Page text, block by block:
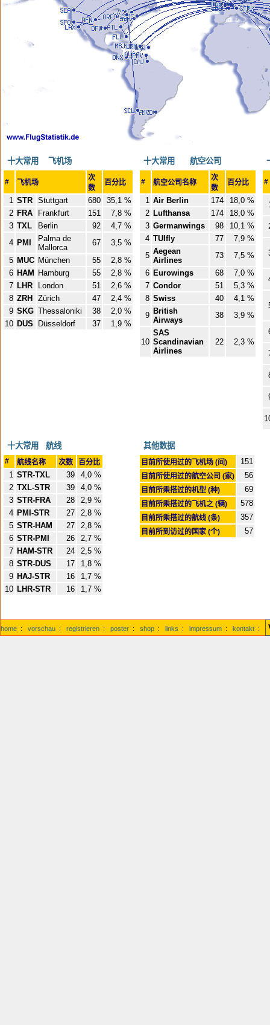
十大常用 飞机场
# 飞机场
次
数
百分比
1 STR Stuttgart 680
35,1 %
2 FRA Frankfurt 151
7,8 %
3 TXL Berlin 92
4,7 %
4 PMI
Palma de
Mallorca
67
3,5 %
5 MUC München 55
2,8 %
6 HAM Hamburg 55
2,8 %
7 LHR London 51
2,6 %
8 ZRH Zürich 47
2,4 %
9 SKG Thessaloniki 38
2,0 %
10 DUS Düsseldorf 37 1,9 %
十大常用 航空公司
# 航空公司名称
次
数
百分比
1 Air Berlin 174
18,0 %
2 Lufthansa 174
18,0 %
3 Germanwings 98
10,1 %
4 TUIfly 77
7,9 %
5 Aegean
Airlines
73
7,5 %
6 Eurowings 68
7,0 %
7 Condor 51
5,3 %
8 Swiss 40
4,1 %
9 British
Airways
38 3,9 %
10
SAS
Scandinavian
Airlines
22 2,3 %
#
十大常用 航线
# 航线名称 次数 百分比
1 STR-TXL 39
4,0 %
2 TXL-STR 39
4,0 %
3 STR-FRA 28
2,9 %
4 PMI-STR 27
2,8 %
5 STR-HAM 27
2,8 %
6 STR-PMI 26
2,7 %
7 HAM-STR 24
2,5 %
8 STR-DUS 17
1,8 %
9 HAJ-STR 16
1,7 %
10 LHR-STR 16 1,7 %
其他数据
目前所使用过的飞机场 (间) 151
目前所使用过的航空公司 (家) 56
目前所乘搭过的机型 (种) 69
目前所乘搭过的飞机之 (辆) 578
目前所乘搭过的航线 (条) 357
目前所到访过的国家 (个) 57
home : vorschau : registrieren : poster : shop : links : impressum : kontakt :